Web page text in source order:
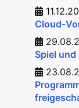
Cloud-
Spiel und